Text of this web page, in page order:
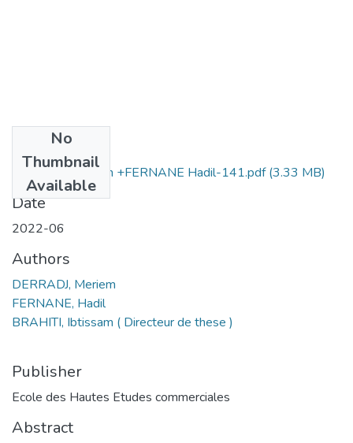
No
Thumbnail
Available
DERRADJ Meriem +FERNANE Hadil-141.pdf(3.33 MB)
Date
2022-06
Authors
DERRADJ, Meriem
FERNANE, Hadil
BRAHITI, Ibtissam ( Directeur de these )
Publisher
Ecole des Hautes Etudes commerciales
Abstract